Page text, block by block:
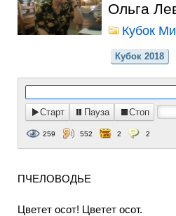
Ольга
Кубок
Кубок 2018
Старт Пауза Стоп
259 552 2 2
ПЧЕЛОВОДЬЕ
Цветет осот! Цветет осот.